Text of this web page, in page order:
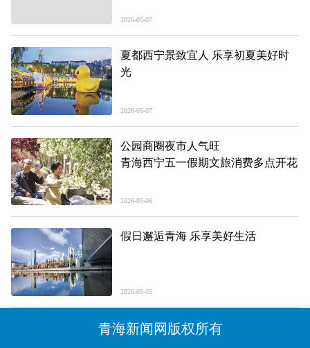
2026-05-07
夏都西宁景致宜人 乐享初夏美好时
光
2026-05-07
公园商圈夜市人气旺
青海西宁五一假期文旅消费多点开花
2026-05-06
假日邂逅青海 乐享美好生活
2026-05-05
青海新闻网版权所有